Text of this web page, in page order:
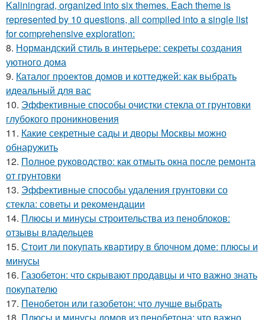
Kaliningrad, organized into six themes. Each theme is
represented by 10 questions, all compiled into a single list
for comprehensive exploration:
8. Нормандский стиль в интерьере: секреты создания
уютного дома
9. Каталог проектов домов и коттеджей: как выбрать
идеальный для вас
10. Эффективные способы очистки стекла от грунтовки
глубокого проникновения
11. Какие секретные сады и дворы Москвы можно
обнаружить
12. Полное руководство: как отмыть окна после ремонта
от грунтовки
13. Эффективные способы удаления грунтовки со
стекла: советы и рекомендации
14. Плюсы и минусы строительства из пеноблоков:
отзывы владельцев
15. Стоит ли покупать квартиру в блочном доме: плюсы и
минусы
16. Газобетон: что скрывают продавцы и что важно знать
покупателю
17. Пенобетон или газобетон: что лучше выбрать
18. Плюсы и минусы домов из пенобетона: что важно